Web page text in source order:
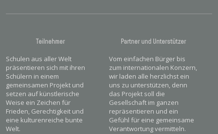
Teilnehmer
Schulen aus aller Welt
präsentieren sich mit ihren
Schülern in einem
gemeinsamen Projekt und
setzen auf künstlerische
Weise ein Zeichen für
Frieden, Gerechtigkeit und
eine kulturenreiche bunte
Welt.
Partner und Unterstützer
Vom einfachen Bürger bis
zum internationalen Konzern,
wir laden alle herzlichst ein
uns zu unterstützen, denn
das Projekt soll die
Gesellschaft im ganzen
repräsentieren und ein
Gefühl für eine gemeinsame
Verantwortung vermitteln.